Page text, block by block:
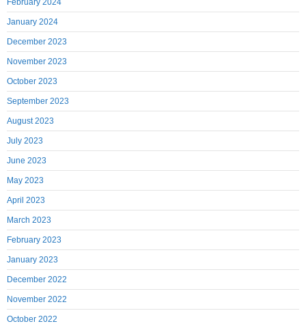
February 2024
January 2024
December 2023
November 2023
October 2023
September 2023
August 2023
July 2023
June 2023
May 2023
April 2023
March 2023
February 2023
January 2023
December 2022
November 2022
October 2022